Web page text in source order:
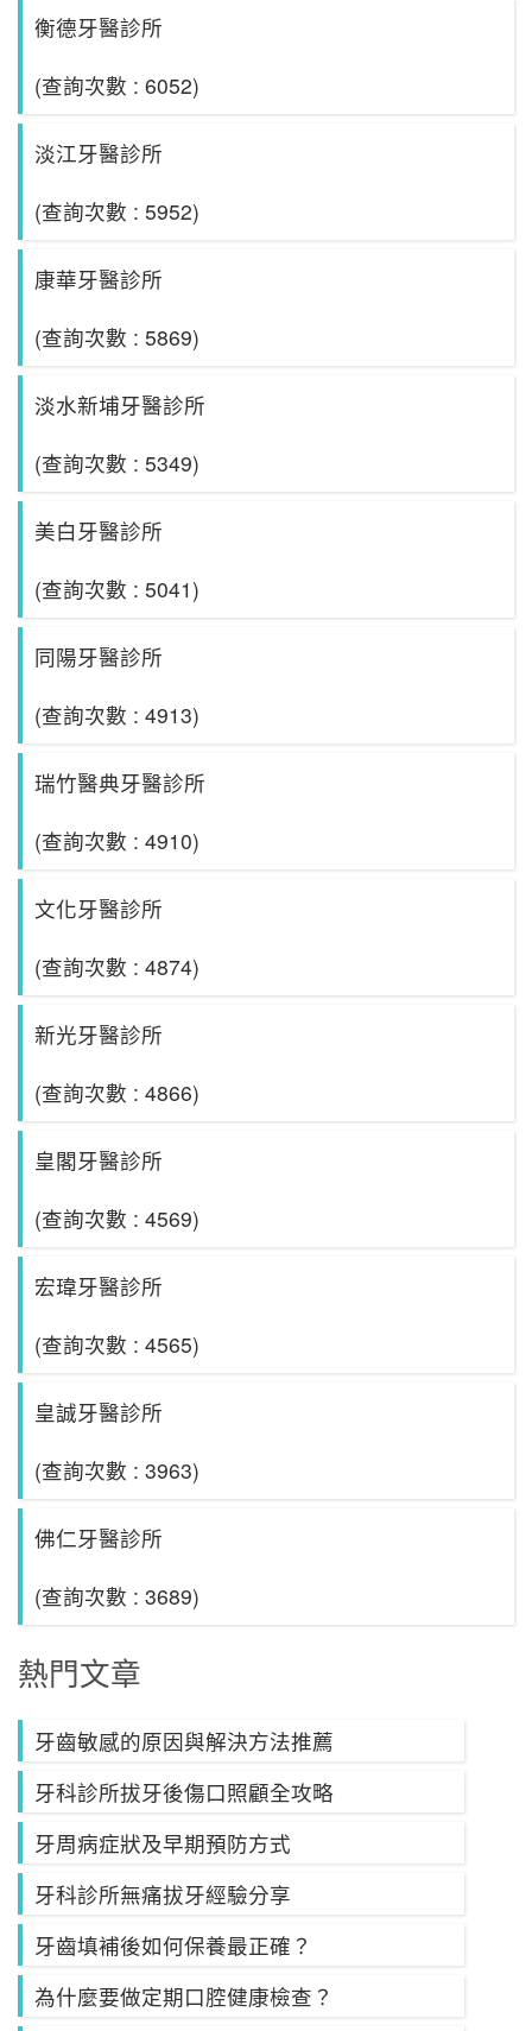
衡德牙醫診所
(查詢次數 : 6052)
淡江牙醫診所
(查詢次數 : 5952)
康華牙醫診所
(查詢次數 : 5869)
淡水新埔牙醫診所
(查詢次數 : 5349)
美白牙醫診所
(查詢次數 : 5041)
同陽牙醫診所
(查詢次數 : 4913)
瑞竹醫典牙醫診所
(查詢次數 : 4910)
文化牙醫診所
(查詢次數 : 4874)
新光牙醫診所
(查詢次數 : 4866)
皇閣牙醫診所
(查詢次數 : 4569)
宏瑋牙醫診所
(查詢次數 : 4565)
皇誠牙醫診所
(查詢次數 : 3963)
佛仁牙醫診所
(查詢次數 : 3689)
熱門文章
牙齒敏感的原因與解決方法推薦
牙科診所拔牙後傷口照顧全攻略
牙周病症狀及早期預防方式
牙科診所無痛拔牙經驗分享
牙齒填補後如何保養最正確？
為什麼要做定期口腔健康檢查？